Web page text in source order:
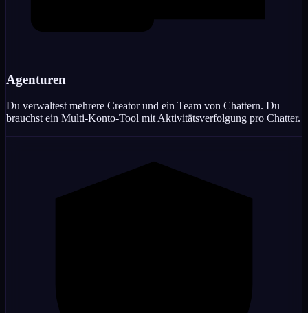
Agenturen
Du verwaltest mehrere Creator und ein Team von Chattern. Du
brauchst ein Multi-Konto-Tool mit Aktivitätsverfolgung pro Chatter.